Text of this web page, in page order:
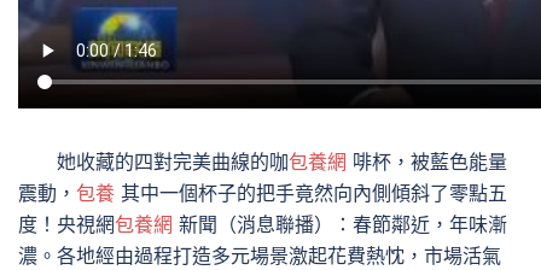
她收藏的四對完美曲線的咖包養網 啡杯，被藍色能量
震動， 包養 其中一個杯子的把手竟然向內側傾斜了零點五
度！央視網包養網 新聞（消息聯播）：春節鄰近，年味漸
濃。各地經由過程打造多元場景激起花費熱忱，市場活氣